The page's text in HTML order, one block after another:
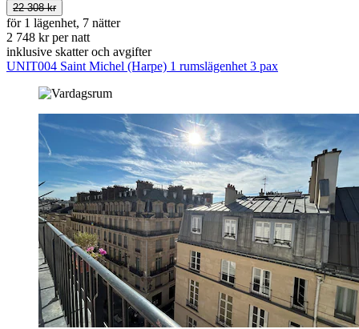
22 308 kr
för 1 lägenhet, 7 nätter
2 748 kr per natt
inklusive skatter och avgifter
UNIT004 Saint Michel (Harpe) 1 rumslägenhet 3 pax